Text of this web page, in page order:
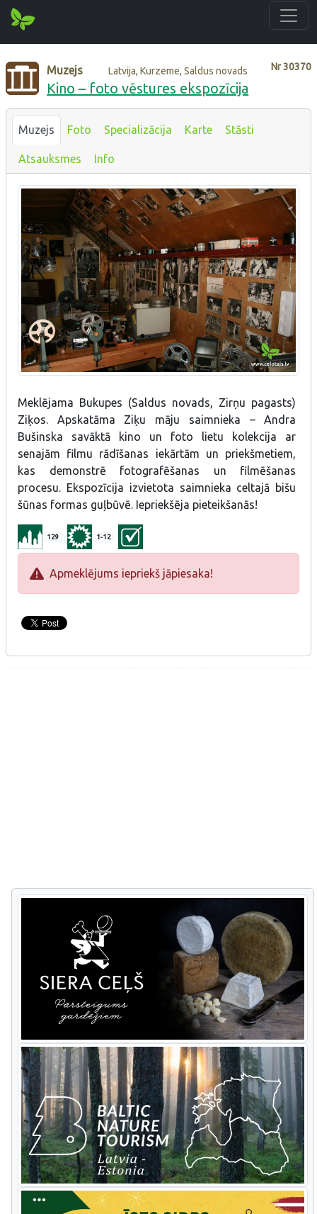
Nr30370
Muzejs Latvija, Kurzeme, Saldus novads
Kino – foto vēstures ekspozīcija
Muzejs Foto Specializācija Karte Stāsti
Atsauksmes Info
Meklējama Bukupes (Saldus novads, Zirņu pagasts)
Ziķos. Apskatāma Ziķu māju saimnieka – Andra
Bušinska savāktā kino un foto lietu kolekcija ar
senajām filmu rādīšanas iekārtām un priekšmetiem,
kas demonstrē fotografēšanas un filmēšanas
procesu. Ekspozīcija izvietota saimnieka celtajā bišu
šūnas formas guļbūvē. Iepriekšēja pieteikšanās!
129 1-12
Apmeklējums iepriekš jāpiesaka!